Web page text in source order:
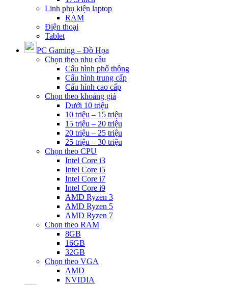
Linh phụ kiện laptop
RAM
Điện thoại
Tablet
PC Gaming – Đồ Họa
Chọn theo nhu cầu
Cấu hình phổ thông
Cấu hình trung cấp
Cấu hình cao cấp
Chọn theo khoảng giá
Dưới 10 triệu
10 triệu – 15 triệu
15 triệu – 20 triệu
20 triệu – 25 triệu
25 triệu – 30 triệu
Chọn theo CPU
Intel Core i3
Intel Core i5
Intel Core i7
Intel Core i9
AMD Ryzen 3
AMD Ryzen 5
AMD Ryzen 7
Chọn theo RAM
8GB
16GB
32GB
Chọn theo VGA
AMD
NVIDIA